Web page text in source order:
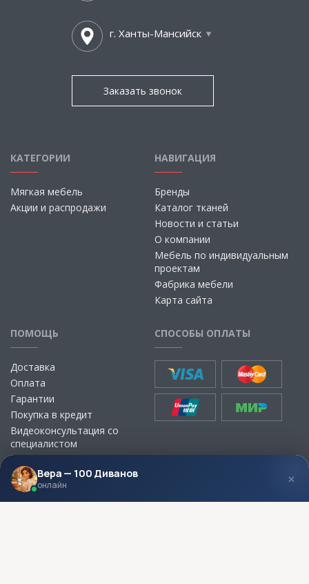
г. Ханты-Мансийск
Заказать звонок
КАТЕГОРИИ
Мягкая мебель
Акции и распродажи
НАВИГАЦИЯ
Бренды
Каталог тканей
Новости и статьи
О компании
Мебель по индивидуальным
проектам
Фабрика мебели
Карта сайта
ПОМОЩЬ
Доставка
Оплата
Гарантии
Покупка в кредит
Видеоконсультация со
специалистом
Выбор ткани для мебели без
визита в магазин
СПОСОБЫ ОПЛАТЫ
МЫ В СОЦСЕТЯХ КОНТАКТЫ
Вера — 100 Диванов
онлайн ×